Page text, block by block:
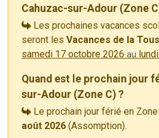
Cahuzac-sur-Adour (Zone
Les prochaines vacances
seront les Vacances de la
samedi 17 octobre 2026 au
Quand est le prochain jour
sur-Adour (Zone C) ?
Le prochain jour férié en
août 2026 (Assomption).